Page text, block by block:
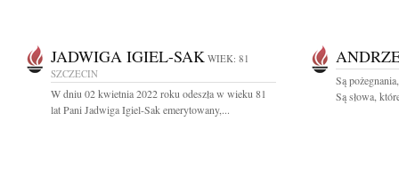
JADWIGA IGIEL-SAK WIEK: 81
SZCZECIN
W dniu 02 kwietnia 2022 roku odeszła w wieku 81
lat Pani Jadwiga Igiel-Sak emerytowany,...
Są
Są słowa,